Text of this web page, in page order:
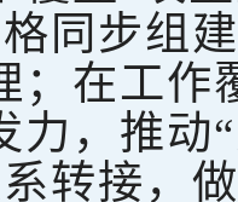
同步组
；在工作
力，推动
转接，